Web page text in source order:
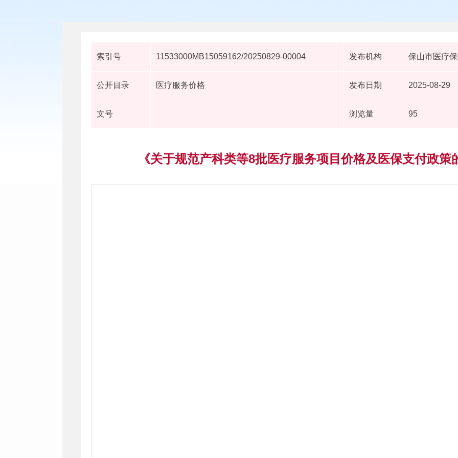
索引号 11533000MB15059162/20250829-00004 发布机构 保山市医疗
公开目录 医疗服务价格 发布日期 2025-08-29
文号 浏览量 95
《关于规范产科类等8批医疗服务项目价格及医保支付政策